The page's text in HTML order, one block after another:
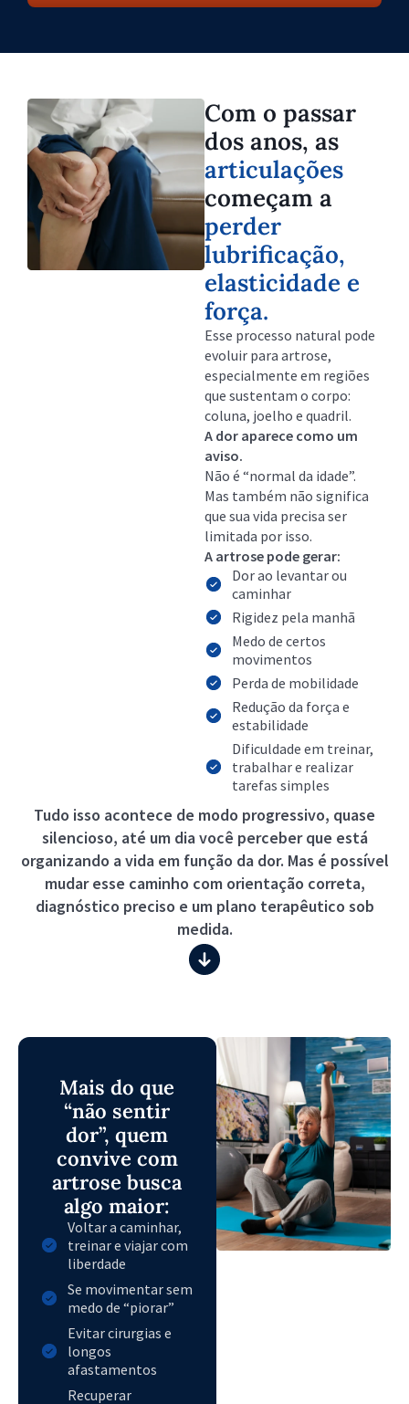
Com o passar
dos anos, as
articulações
começam a
perder
lubrificação,
elasticidade e
força.
Esse processo natural pode
evoluir para artrose,
especialmente em regiões
que sustentam o corpo:
coluna, joelho e quadril.
A dor aparece como um
aviso.
Não é “normal da idade”.
Mas também não significa
que sua vida precisa ser
limitada por isso.
A artrose pode gerar:
Dor ao levantar ou
caminhar
Rigidez pela manhã
Medo de certos
movimentos
Perda de mobilidade
Redução da força e
estabilidade
Dificuldade em treinar,
trabalhar e realizar
tarefas simples
Tudo isso acontece de modo progressivo, quase
silencioso, até um dia você perceber que está
organizando a vida em função da dor. Mas é possível
mudar esse caminho com orientação correta,
diagnóstico preciso e um plano terapêutico sob
medida.
Mais do que
“não sentir
dor”, quem
convive com
artrose busca
algo maior:
Voltar a caminhar,
treinar e viajar com
liberdade
Se movimentar sem
medo de “piorar”
Evitar cirurgias e
longos
afastamentos
Recuperar